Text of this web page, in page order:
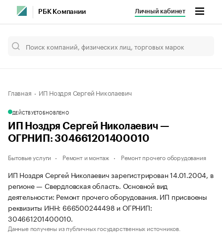
РБК Компании Личный кабинет
Главная ИП Ноздря Сергей Николаевич
ДЕЙСТВУЕТОБНОВЛЕНО
ИП Ноздря Сергей Николаевич —
ОГРНИП: 304661201400010
Бытовые услуги Ремонт и монтаж Ремонт прочего оборудования
ИП Ноздря Сергей Николаевич зарегистрирован 14.01.2004, в
регионе — Свердловская область. Основной вид
деятельности: Ремонт прочего оборудования. ИП присвоены
реквизиты ИНН: 666500244498 и ОГРНИП:
304661201400010.
Данные получены из публичных государственных источников.